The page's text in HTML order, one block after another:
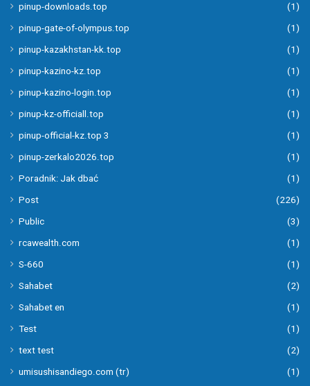
pinup-downloads.top
(1)
pinup-gate-of-olympus.top
(1)
pinup-kazakhstan-kk.top
(1)
pinup-kazino-kz.top
(1)
pinup-kazino-login.top
(1)
pinup-kz-officiall.top
(1)
pinup-official-kz.top 3
(1)
pinup-zerkalo2026.top
(1)
Poradnik: Jak dbać
(1)
Post
(226)
Public
(3)
rcawealth.com
(1)
S-660
(1)
Sahabet
(2)
Sahabet en
(1)
Test
(1)
text test
(2)
umisushisandiego.com (tr)
(1)